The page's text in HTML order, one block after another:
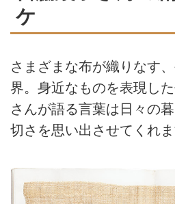
ケ
さまざまな布が織りなす
界。身近なものを表現し
さんが語る言葉は日々の
切さを思い出させてくれま